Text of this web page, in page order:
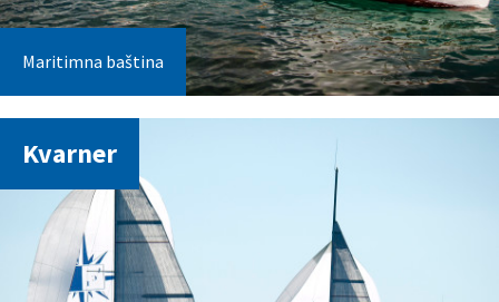
Maritimna baština
Kvarner